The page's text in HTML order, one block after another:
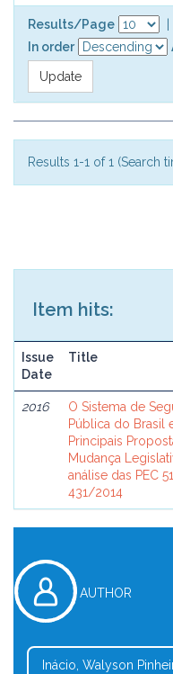
Results/Page
In order
Results 1-1 of 1 (Search
Item hits:
Issue
Date
Title
2016
O Sistema de
Pública do Brasil
Principais
Mudança
análise das PEC
431/2014
AUTHOR
Inácio, Walyson